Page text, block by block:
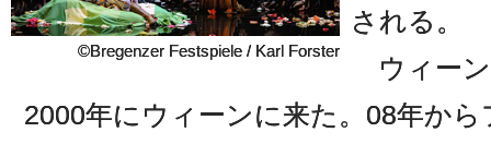
©Bregenzer Festspiele / Karl Forster
される。
ウィーン
2000年にウィーンに来た。08年か